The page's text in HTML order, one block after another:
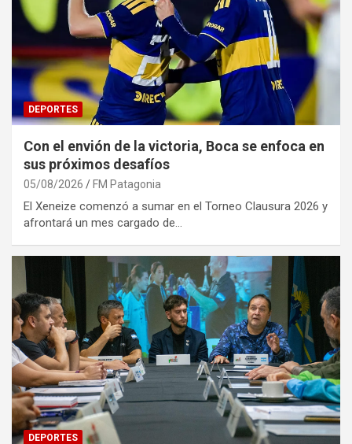
DEPORTES
Con el envión de la victoria, Boca se enfoca en
sus próximos desafíos
05/08/2026 FM Patagonia
El Xeneize comenzó a sumar en el Torneo Clausura 2026 y
afrontará un mes cargado de…
DEPORTES